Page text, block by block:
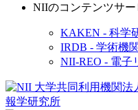
NIIのコンテンツサー
KAKEN - 科学
IRDB - 学術機
NII-REO - 電子